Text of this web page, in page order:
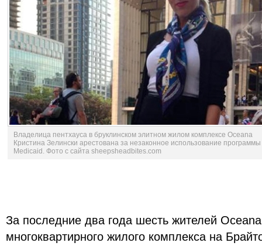
Владелица пентхауса в бруклинском элитном жилом комплексе Oceana
Кристина Зелински арестована за незаконное использование программы
Medicaid. Фото с сайта sheepsheadbites.com
За последние два года шесть жителей
многоквартирного жилого комплекса на